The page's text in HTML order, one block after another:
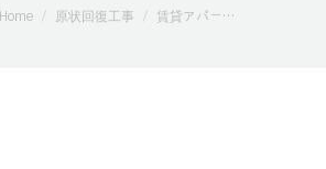
現在地:
Home 原状回復工事 賃貸アパー…